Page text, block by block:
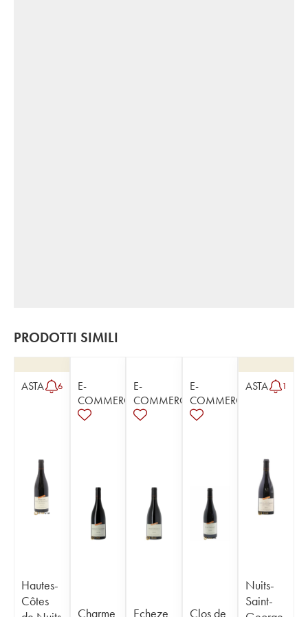
PRODOTTI SIMILI
ASTA 6
Hautes-
Côtes
E-
COMMERCE
Charme
E-
COMMERCE
Echeze
E-
COMMERCE
Clos de
ASTA 1
Nuits-
Saint-